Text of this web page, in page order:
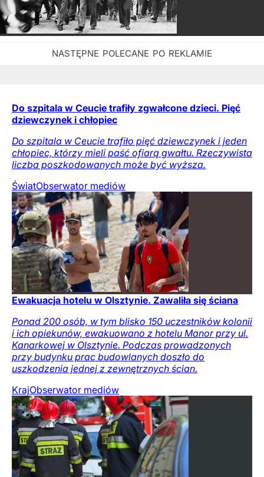
Do szpitala w Ceucie trafiły zgwałcone dzieci. Pięć
dziewczynek i chłopiec
Do szpitala w Ceucie trafiło pięć dziewczynek i jeden
chłopiec, którzy mieli paść ofiarą gwałtu. Rzeczywista
liczba poszkodowanych może być wyższa.
ŚwiatObserwator mediów
Ewakuacja hotelu w Olsztynie. Zawaliła się ściana
Ponad 200 osób, w tym blisko 150 uczestników kolonii
i ich opiekunów, ewakuowano z hotelu Manor przy ul.
Kanarkowej w Olsztynie. Podczas prowadzonych
przy budynku prac budowlanych doszło do
uszkodzenia jednej z zewnętrznych ścian.
KrajObserwator mediów